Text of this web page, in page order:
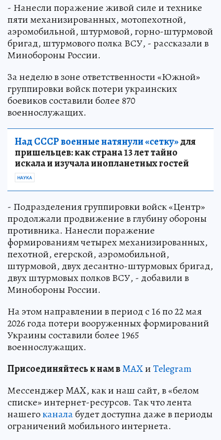
- Нанесли поражение живой силе и технике
пяти механизированных, мотопехотной,
аэромобильной, штурмовой, горно-штурмовой
бригад, штурмового полка ВСУ, - рассказали в
Минобороны России.
За неделю в зоне ответственности «Южной»
группировки войск потери украинских
боевиков составили более 870
военнослужащих.
Над СССР военные натянули «сетку»для
пришельцев: как страна 13 лет тайно
искала и изучала инопланетных гостей
НАУКА
- Подразделения группировки войск «Центр»
продолжали продвижение в глубину обороны
противника. Нанесли поражение
формированиям четырех механизированных,
пехотной, егерской, аэромобильной,
штурмовой, двух десантно-штурмовых бригад,
двух штурмовых полков ВСУ, - добавили в
Минобороны России.
На этом направлении в период с 16 по 22 мая
2026 года потери вооруженных формирований
Украины составили более 1965
военнослужащих.
Присоединяйтесь к нам вMAXиTelegram
Мессенджер MAX, как и наш сайт, в «белом
списке» интернет-ресурсов. Так что лента
нашегоканалабудет доступна даже в периоды
ограничений мобильного интернета.